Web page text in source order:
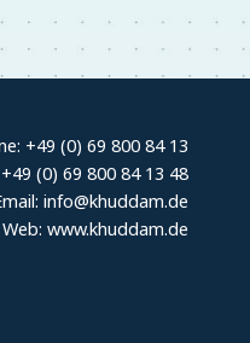
+49 (0) 69 800 84 13
(0) 69 800 84 13 48
info@khuddam.de
Web: www.khuddam.de